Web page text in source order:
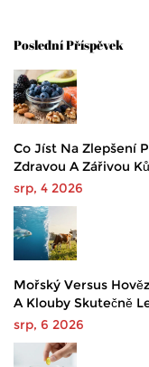
Poslední Příspěvek
Co Jíst Na Zlepšení
Zdravou A Zářivou
srp, 4 2026
Mořský Versus
A Klouby Skutečně
srp, 6 2026